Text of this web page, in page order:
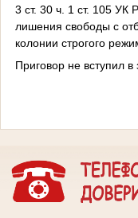
3 ст. 30 ч. 1 ст. 105 УК
лишения свободы с
колонии строгого
Приговор не вступил в